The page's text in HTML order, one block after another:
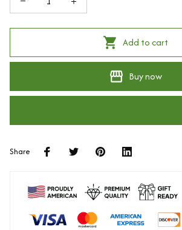
Add to cart
Buy now
Share